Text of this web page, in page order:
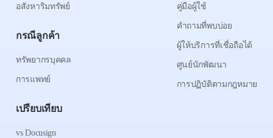
อสังหาริมทรัพย์
กรณีลูกค้า
ทรัพยากรบุคคล
การแพทย์
เปรียบเทียบ
vs Docusign
คู่มือผู้ใช้
คำถามที่พบบ่อย
ผู้ให้บริการที่เชื่อถือได้
ศูนย์นักพัฒนา
การปฏิบัติตามกฎหมาย